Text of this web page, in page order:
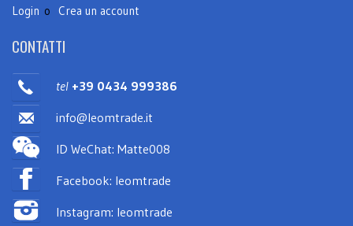
Login o Crea un account
CONTATTI
tel +39 0434 999386
info@leomtrade.it
ID WeChat: Matte008
Facebook: leomtrade
Instagram: leomtrade